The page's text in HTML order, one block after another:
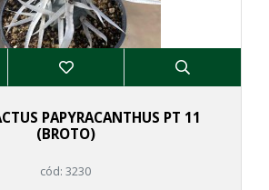
PAPYRACANTHUS PT 11
(BROTO)
cód: 3230